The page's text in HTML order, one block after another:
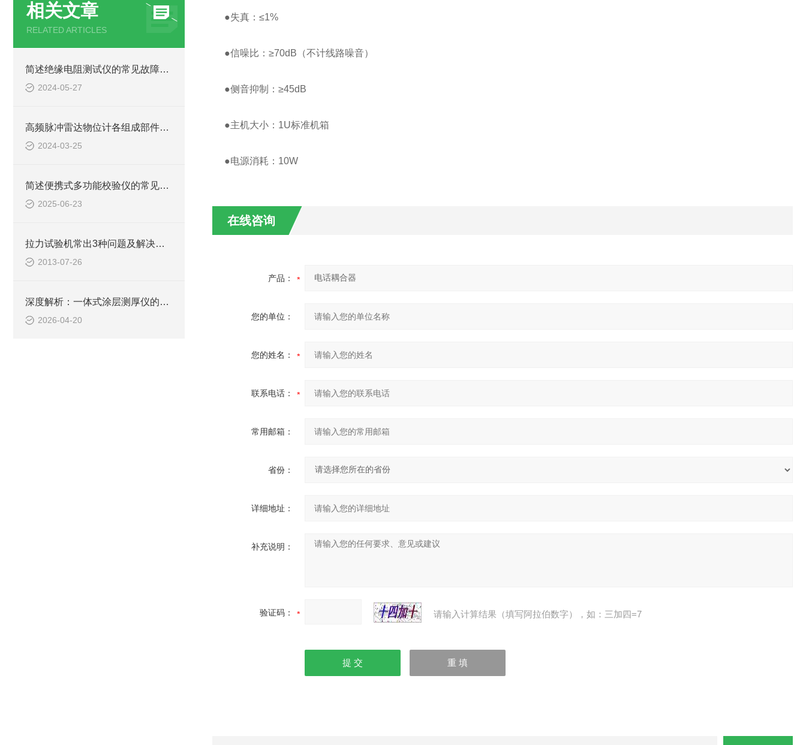
相关文章
RELATED ARTICLES
简述绝缘电阻测试仪的常见故障相应解决方法
2024-05-27
高频脉冲雷达物位计各组成部件的功能特点分享
2024-03-25
简述便携式多功能校验仪的常见故障相应解决方法
2025-06-23
拉力试验机常出3种问题及解决方法
2013-07-26
深度解析：一体式涂层测厚仪的正确使用方法全攻略
2026-04-20
●失真：≤1%
●信噪比：≥70dB（不计线路噪音）
●侧音抑制：≥45dB
●主机大小：1U标准机箱
●电源消耗：10W
在线咨询
产品：
您的单位：
您的姓名：
联系电话：
常用邮箱：
省份：
详细地址：
补充说明：
验证码： 请输入计算结果（填写阿拉伯数字），如：三加四=7